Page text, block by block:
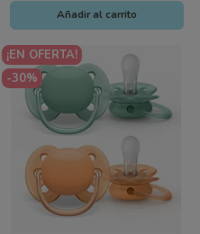
Añadir al carrito
¡EN OFERTA!
-30%